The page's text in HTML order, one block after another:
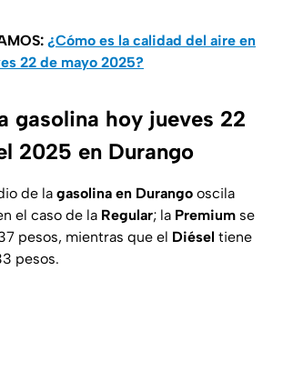
¿Cómo es la calidad del aire en
22 de mayo 2025?
gasolina hoy jueves 22
2025 en Durango
de la gasolina en Durango oscila
el caso de la Regular; la Premium se
pesos, mientras que el Diésel tiene
pesos.